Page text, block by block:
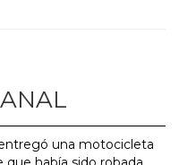
una motocicleta